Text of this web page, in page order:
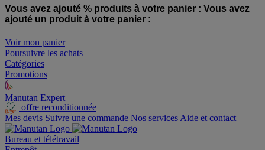
Vous avez ajouté % produits à votre panier : Vous avez
ajouté un produit à votre panier :
Voir mon panier
Poursuivre les achats
Catégories
Promotions
Manutan Expert
offre reconditionnée
Mes devis Suivre une commande Nos services Aide et contact
Bureau et télétravail